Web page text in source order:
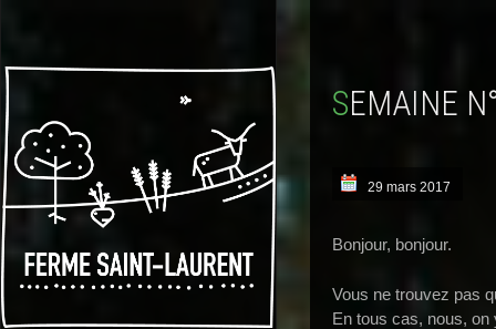
SEMAINE
29 mars 2017
Bonjour, bonjour.
Vous ne trouvez pas
En tous cas, nous, on